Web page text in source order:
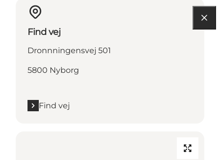
Find vej
Dronnningensvej 501
5800 Nyborg
Find vej